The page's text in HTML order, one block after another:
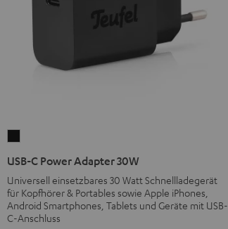
Adapter
30W
Schwarz
USB-C Power Adapter 30W
Universell einsetzbares 30 Watt Schnellladegerät
für Kopfhörer & Portables sowie Apple iPhones,
Android Smartphones, Tablets und Geräte mit USB-
C-Anschluss